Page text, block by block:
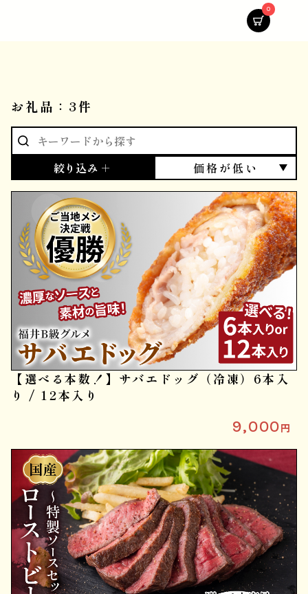
0
お礼品：3件
絞り込み ＋
【選べる本数！】サバエドッグ（冷凍）6本入
り / 12本入り
9,000円